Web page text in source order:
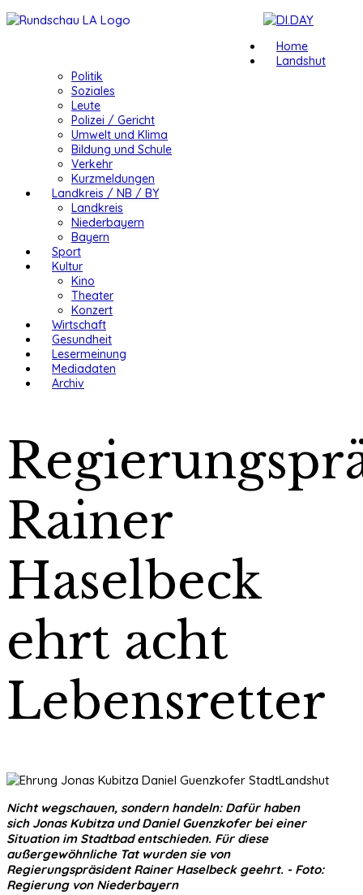
Home
Landshut
Politik
Soziales
Leute
Polizei / Gericht
Umwelt und Klima
Bildung und Schule
Verkehr
Kurzmeldungen
Landkreis / NB / BY
Landkreis
Niederbayern
Bayern
Sport
Kultur
Kino
Theater
Konzert
Wirtschaft
Gesundheit
Lesermeinung
Mediadaten
Archiv
Rainer
Haselbeck
ehrt acht
Lebensretter
Nicht wegschauen, sondern handeln: Dafür haben
sich Jonas Kubitza und Daniel Guenzkofer bei einer
Situation im Stadtbad entschieden. Für diese
außergewöhnliche Tat wurden sie von
Regierungspräsident Rainer Haselbeck geehrt. - Foto:
Regierung von Niederbayern